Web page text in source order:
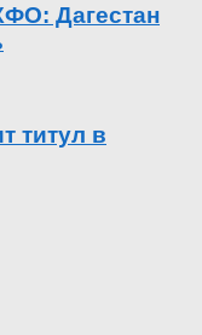
Дагестан
титул в